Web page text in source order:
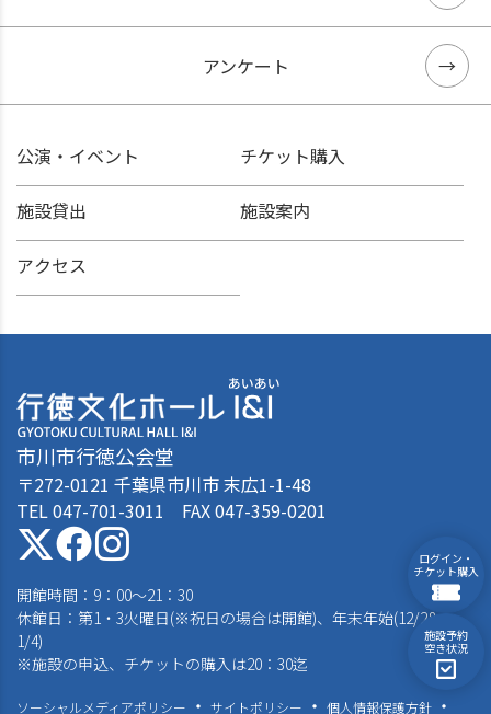
アンケート
公演・イベント チケット購入
施設貸出 施設案内
アクセス
ログイン・
チケット購入
施設予約
空き状況
市川市行徳公会堂
〒272-0121 千葉県市川市 末広1-1-48
TEL 047-701-3011 FAX 047-359-0201
開館時間：9：00～21：30
休館日：第1・3火曜日(※祝日の場合は開館)、年末年始(12/28～
1/4)
※施設の申込、チケットの購入は20：30迄
ソーシャルメディアポリシー サイトポリシー 個人情報保護方針